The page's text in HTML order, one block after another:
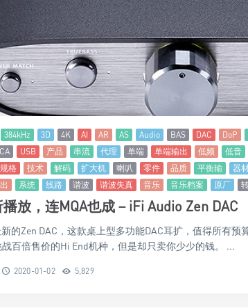
384kHz 3D 4K AI AR AS Audio BAS DAC DoP
USB 产品 串流 代理 单端 单端输出 低频 低音
规格 技术 解码 扩大机 喇叭 零件 品质 平衡输 器
系统 线路 谐波 谐波失真 音乐 音乐档案 原厂
放，连MQA也成－iFi Audio Zen DAC
的Zen DAC，这款桌上型多功能DAC耳扩，值得所有
百倍售价的Hi End机种，但是却只卖你少少的钱。 ...
2020-01-02 5,829